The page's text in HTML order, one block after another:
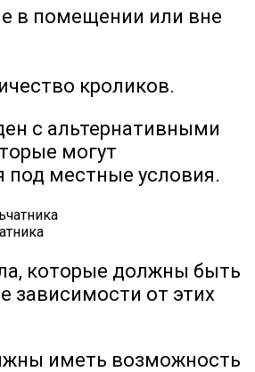
в помещении или вне
кроликов.
с альтернативными
могут
под местные условия.
которые должны быть
зависимости от этих
иметь возможность